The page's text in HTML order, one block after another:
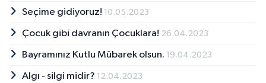
Seçime gidiyoruz! 10.05.2023
Çocuk gibi davranın Çocuklara! 26.04.2023
Bayramınız Kutlu Mübarek olsun. 19.04.2023
Algı - silgi midir? 12.04.2023